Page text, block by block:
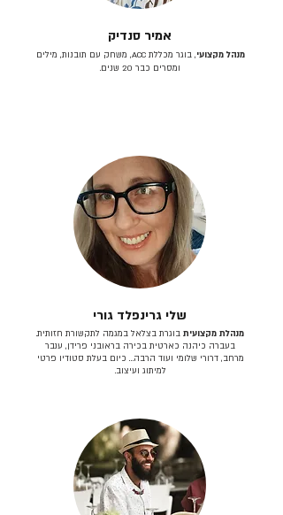
אמיר סנדיק
מנהל מקצועי
, בוגר מכללת ACC, משחק עם תובנות, מילים
ומסרים כבר 20 שנים.
שלי גרינפלד גורי
מנהלת מקצועית בוגרת בצלאל במגמה לתקשורת חזותית.
בעברה כיהנה כארטית בכירה בראובני פרידן, ענבר
מרחב, דרורי שלומי ועוד הרבה… כיום בעלת סטודיו פרטי
למיתוג ועיצוב.